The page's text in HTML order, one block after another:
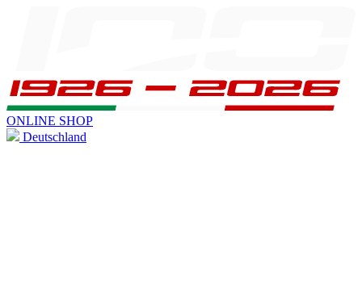
ONLINE SHOP
Deutschland